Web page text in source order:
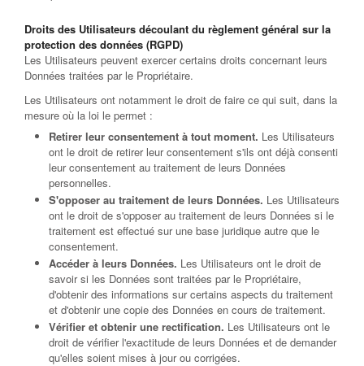
Droits des Utilisateurs découlant du règlement général sur la
protection des données (RGPD)
Les Utilisateurs peuvent exercer certains droits concernant leurs
Données traitées par le Propriétaire.
Les Utilisateurs ont notamment le droit de faire ce qui suit, dans la
mesure où la loi le permet :
Retirer leur consentement à tout moment. Les Utilisateurs
ont le droit de retirer leur consentement s'ils ont déjà consenti
leur consentement au traitement de leurs Données
personnelles.
S'opposer au traitement de leurs Données. Les Utilisateurs
ont le droit de s'opposer au traitement de leurs Données si le
traitement est effectué sur une base juridique autre que le
consentement.
Accéder à leurs Données. Les Utilisateurs ont le droit de
savoir si les Données sont traitées par le Propriétaire,
d'obtenir des informations sur certains aspects du traitement
et d'obtenir une copie des Données en cours de traitement.
Vérifier et obtenir une rectification. Les Utilisateurs ont le
droit de vérifier l'exactitude de leurs Données et de demander
qu'elles soient mises à jour ou corrigées.